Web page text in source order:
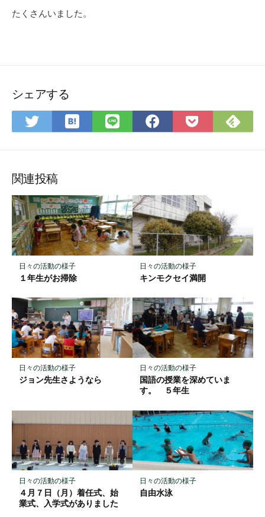
たくさんいました。
シェアする
Twitter
で
ア
は
て
ク
マ
ー
ク
に
LINE
で
Facebook
で
Pocket
に
で
関連投稿
日々の活動の様子
１年生がお掃除
日々の活動の様子
キンモクセイ満開
日々の活動の様子
ジョン先生さようなら
日々の活動の様子
国語の授業を深めていま
す。 ５年生
日々の活動の様子
４月７日（月）着任式、始
業式、入学式がありました
日々の活動の様子
自由水泳